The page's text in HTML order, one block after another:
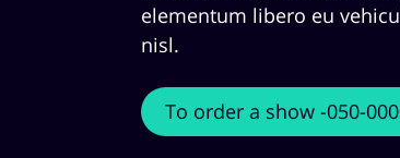
elementum libero eu
nisl.
To order a show -050-